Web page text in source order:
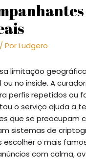
/ PorLudgero
limitação
no inside. A
perfis repetidos ou
o serviço ajuda a
que se preocupam
sistemas de
escolher o mais
com calma,